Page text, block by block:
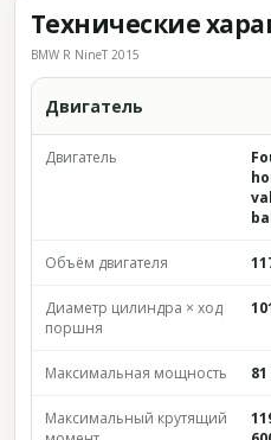
Технические
BMW R NineT 2015
Двигатель
Двигатель
Объём двигателя
Диаметр цилиндра × ход
поршня
Максимальная мощность
Максимальный крутящий